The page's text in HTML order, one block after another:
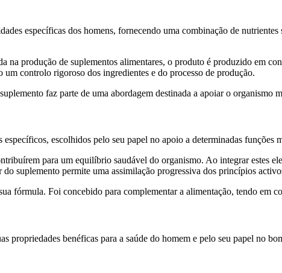
específicas dos homens, fornecendo uma combinação de
produção de suplementos alimentares, o produto é produzido em
controlo rigoroso dos ingredientes e do processo de produção.
faz parte de uma abordagem destinada a apoiar o organismo
escolhidos pelo seu papel no apoio a determinadas funções
para um equilíbrio saudável do organismo. Ao integrar estes
suplemento permite uma assimilação progressiva dos princípios
fórmula. Foi concebido para complementar a alimentação, tendo em
propriedades benéficas para a saúde do homem e pelo seu papel no